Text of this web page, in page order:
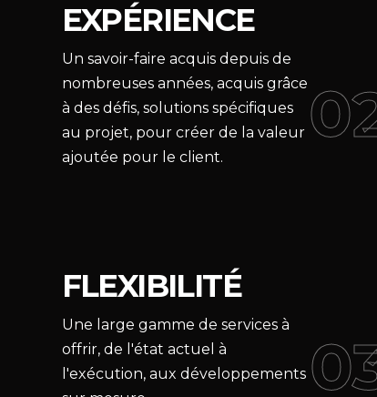
EXPÉRIENCE
Un savoir-faire acquis depuis de
nombreuses années, acquis grâce
à des défis, solutions spécifiques
au projet, pour créer de la valeur
ajoutée pour le client.
FLEXIBILITÉ
Une large gamme de services à
offrir, de l'état actuel à
l'exécution, aux développements